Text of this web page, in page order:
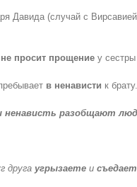
Давида (случай с
не просит прощениеу сестры
в ненависти к брату.
ненависть разобщают
друга угрызаетеи